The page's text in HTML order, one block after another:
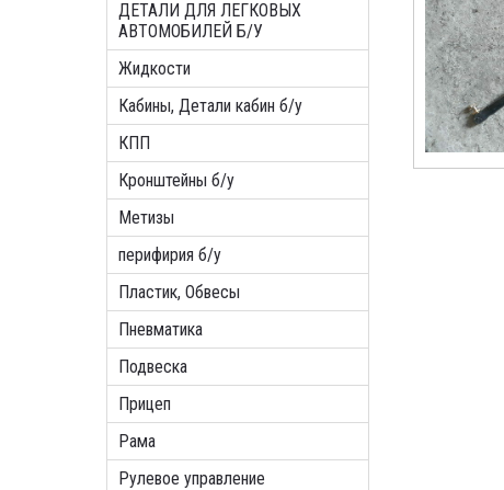
ДЕТАЛИ ДЛЯ ЛЕГКОВЫХ
АВТОМОБИЛЕЙ Б/У
Жидкости
Кабины, Детали кабин б/у
КПП
Кронштейны б/у
Метизы
перифирия б/у
Пластик, Обвесы
Пневматика
Подвеска
Прицеп
Рама
Рулевое управление